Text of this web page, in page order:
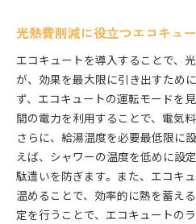
光熱費削減に役立つエコキュ
エコキュートを導入することで、
が、効果を最大限に引き出すため
ず、エコキュートの運転モードを
間の電力を利用することで、電気
さらに、給湯温度を必要最低限に
えば、シャワーの温度を低めに設
駄遣いを防ぎます。また、エコキ
温めることで、効率的に熱を蓄え
定を行うことで、エコキュートの